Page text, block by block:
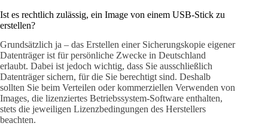
Ist es rechtlich zulässig, ein Image von einem USB-Stick zu
erstellen?
Grundsätzlich ja – das Erstellen einer Sicherungskopie eigener
Datenträger ist für persönliche Zwecke in Deutschland
erlaubt. Dabei ist jedoch wichtig, dass Sie ausschließlich
Datenträger sichern, für die Sie berechtigt sind. Deshalb
sollten Sie beim Verteilen oder kommerziellen Verwenden von
Images, die lizenziertes Betriebssystem-Software enthalten,
stets die jeweiligen Lizenzbedingungen des Herstellers
beachten.